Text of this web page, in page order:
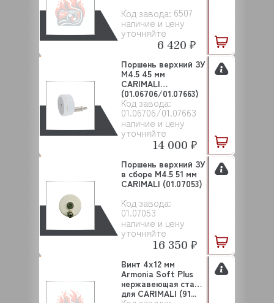
Код завода: 6507
наличие и цену
уточняйте
6 420 ₽
Код завода:
01.06706/01.07663
наличие и цену
уточняйте
Поршень верхний ЗУ
M4.5 45 мм
CARIMALI
(01.06706/01.07663)
14 000 ₽
Код завода:
01.07053
наличие и цену
уточняйте
Поршень верхний ЗУ
в сборе М4.5 51 мм
CARIMALI (01.07053)
16 350 ₽
Винт 4х12 мм
Armonia Soft Plus
нержавеющая сталь
для CARIMALI (91...